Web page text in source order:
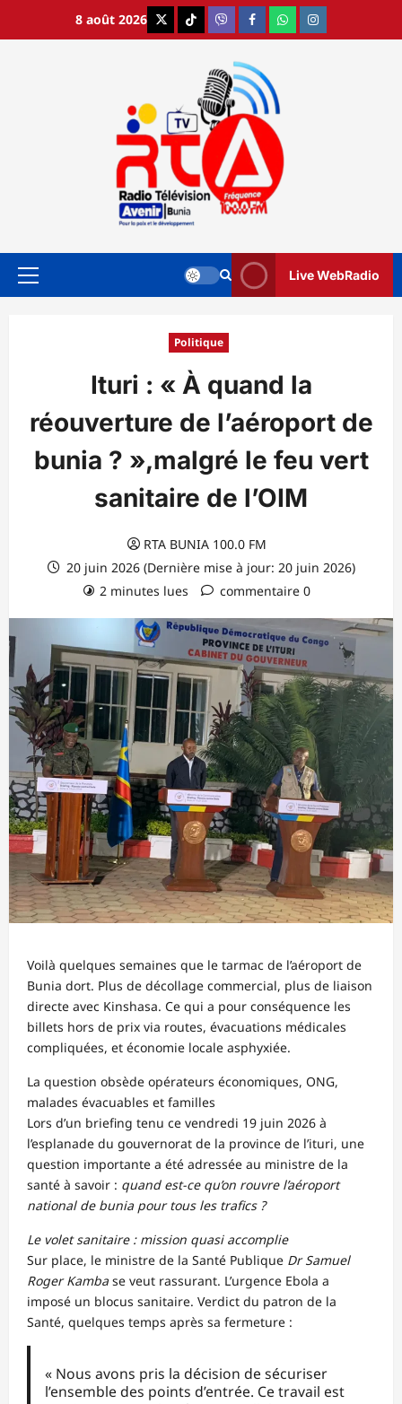
8 août 2026 X TikTokViber FacebookWhatsAppInstagram
Menu
Live WebRadio
Politique
Ituri : « À quand la
réouverture de l’aéroport de
bunia ? »,malgré le feu vert
sanitaire de l’OIM
RTA BUNIA 100.0 FM
20 juin 2026 (Dernière mise à jour: 20 juin 2026)
2 minutes lues
commentaire 0
Voilà quelques semaines que le tarmac de l’aéroport de
Bunia dort. Plus de décollage commercial, plus de liaison
directe avec Kinshasa. Ce qui a pour conséquence les
billets hors de prix via routes, évacuations médicales
compliquées, et économie locale asphyxiée.
La question obsède opérateurs économiques, ONG,
malades évacuables et familles
Lors d’un briefing tenu ce vendredi 19 juin 2026 à
l’esplanade du gouvernorat de la province de l’ituri, une
question importante a été adressée au ministre de la
santé à savoir : quand est-ce qu’on rouvre l’aéroport
national de bunia pour tous les trafics ?
Le volet sanitaire : mission quasi accomplie
Sur place, le ministre de la Santé Publique Dr Samuel
Roger Kamba se veut rassurant. L’urgence Ebola a
imposé un blocus sanitaire. Verdict du patron de la
Santé, quelques temps après sa fermeture :
« Nous avons pris la décision de sécuriser
l’ensemble des points d’entrée. Ce travail est